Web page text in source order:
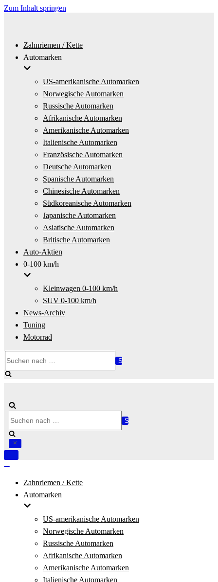
Zum Inhalt springen
Zahnriemen / Kette
Automarken
US-amerikanische Automarken
Norwegische Automarken
Russische Automarken
Afrikanische Automarken
Amerikanische Automarken
Italienische Automarken
Französische Automarken
Deutsche Automarken
Spanische Automarken
Chinesische Automarken
Südkoreanische Automarken
Japanische Automarken
Asiatische Automarken
Britische Automarken
Auto-Aktien
0-100 km/h
Kleinwagen 0-100 km/h
SUV 0-100 km/h
News-Archiv
Tuning
Motorrad
nach …
nach …
Navigation
Zahnriemen / Kette
Automarken
US-amerikanische Automarken
Norwegische Automarken
Russische Automarken
Afrikanische Automarken
Amerikanische Automarken
Italienische Automarken